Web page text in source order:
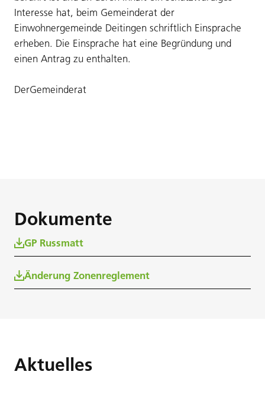
Interesse hat, beim Gemeinderat der
Einwohnergemeinde Deitingen schriftlich Einsprache
erheben. Die Einsprache hat eine Begründung und
einen Antrag zu enthalten.
DerGemeinderat
Dokumente
GP Russmatt
Änderung Zonenreglement
Aktuelles